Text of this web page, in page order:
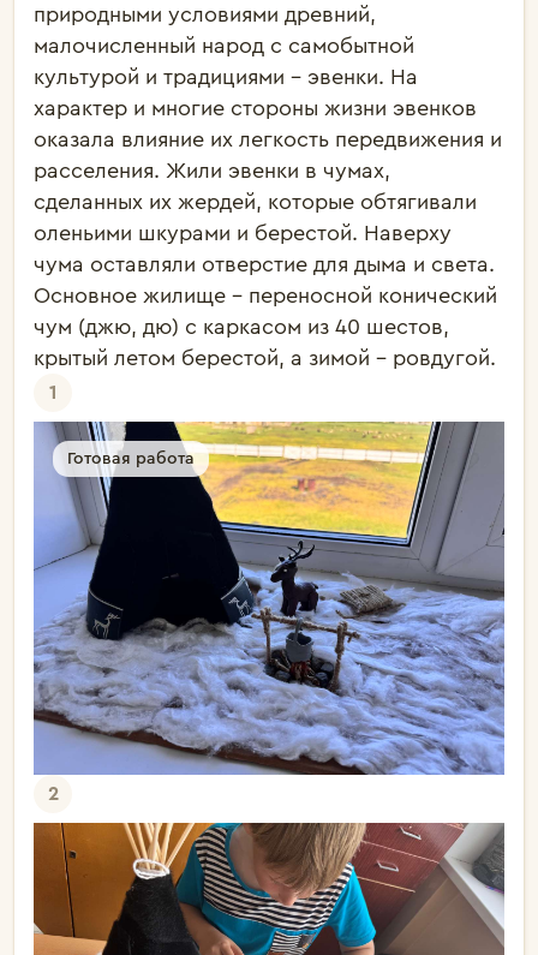
природными условиями древний,
малочисленный народ с самобытной
культурой и традициями – эвенки. На
характер и многие стороны жизни эвенков
оказала влияние их легкость передвижения и
расселения. Жили эвенки в чумах,
сделанных их жердей, которые обтягивали
оленьими шкурами и берестой. Наверху
чума оставляли отверстие для дыма и света.
Основное жилище – переносной конический
чум (джю, дю) с каркасом из 40 шестов,
крытый летом берестой, а зимой – ровдугой.
1
Готовая работа
2